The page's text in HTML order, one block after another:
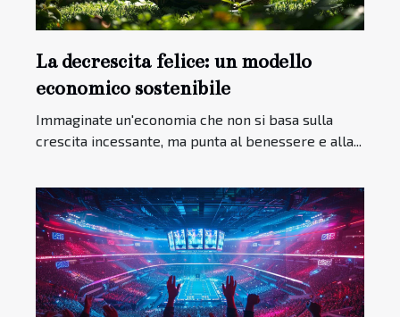
La decrescita felice: un modello
economico sostenibile
Immaginate un'economia che non si basa sulla
crescita incessante, ma punta al benessere e alla...